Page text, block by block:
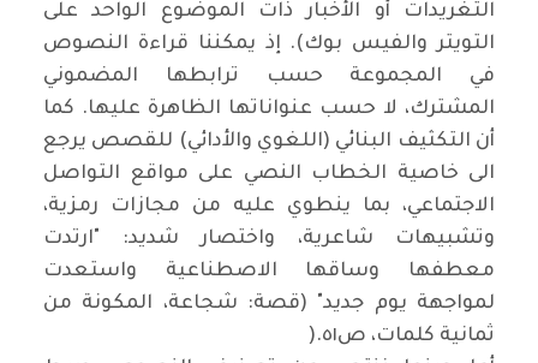
التغريدات أو الأخبار ذات الموضوع الواحد على
التويتر والفيس بوك). إذ يمكننا قراءة النصوص
في المجموعة حسب ترابطها المضموني
المشترك، لا حسب عنواناتها الظاهرة عليها. كما
أن التكثيف البنائي (اللغوي والأدائي) للقصص يرجع
الى خاصية الخطاب النصي على مواقع التواصل
الاجتماعي، بما ينطوي عليه من مجازات رمزية،
وتشبيهات شاعرية، واختصار شديد: "ارتدت
معطفها وساقها الاصطناعية واستعدت
لمواجهة يوم جديد" (قصة: شجاعة، المكونة من
ثمانية كلمات، ص٥١
).